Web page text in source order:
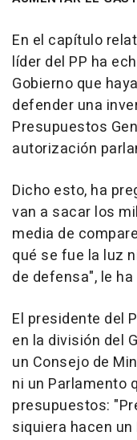
En el capítulo
líder del PP ha
Gobierno que
defender una
Presupuestos
autorización
Dicho esto, ha
van a sacar los
media de
qué se fue la luz
de defensa", le
El presidente del
en la división del
un Consejo de
ni un Parlamento
presupuestos:
siquiera hacen